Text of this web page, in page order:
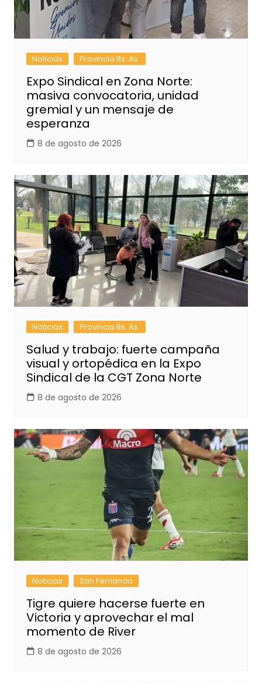
Noticias Provincia Bs. As.
Expo Sindical en Zona Norte:
masiva convocatoria, unidad
gremial y un mensaje de
esperanza
8 de agosto de 2026
Noticias Provincia Bs. As.
Salud y trabajo: fuerte campaña
visual y ortopédica en la Expo
Sindical de la CGT Zona Norte
8 de agosto de 2026
Noticias San Fernando
Tigre quiere hacerse fuerte en
Victoria y aprovechar el mal
momento de River
8 de agosto de 2026